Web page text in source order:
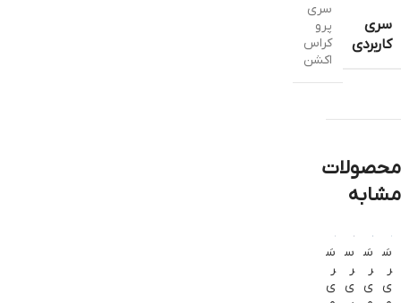
سری
کاربردی
سری
پرو
کراس
اکشن
محصولات
مشابه
سَ
ر
ی
سَ
ر
ی
س
ر
ی
سَ
ر
ی